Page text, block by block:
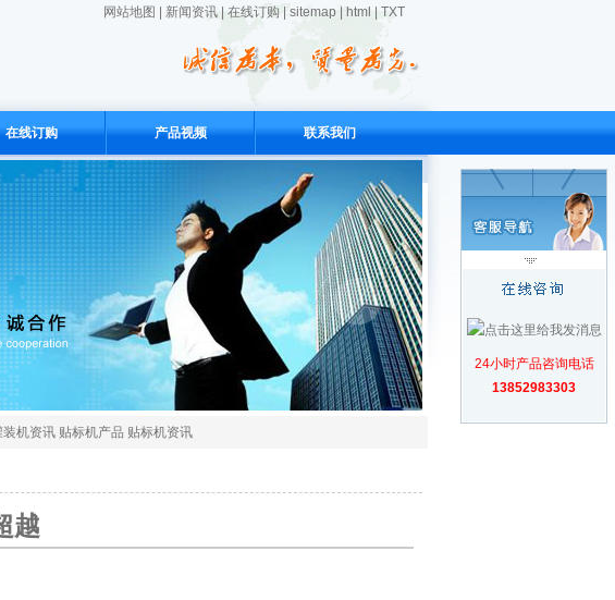
网站地图 新闻资讯| 在线订购 sitemap| html TXT
在线订购 产品视频 联系我们
装机资讯 贴标机产品 贴标机资讯
越
24小时产品咨询电话
13852983303